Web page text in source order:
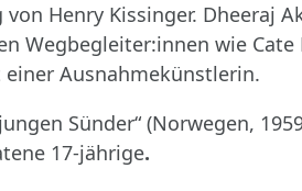
Henry Kissinger. Dheeraj
wie Cate
Ausnahmekünstlerin.
Sünder“ (Norwegen,
17-jährige.